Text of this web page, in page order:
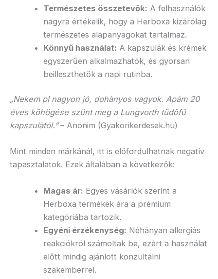
Természetes összetevők: A felhasználók
nagyra értékelik, hogy a Herboxa kizárólag
természetes alapanyagokat tartalmaz.
Könnyű használat: A kapszulák és krémek
egyszerűen alkalmazhatók, és gyorsan
beilleszthetők a napi rutinba.
„Nekem pl nagyon jó, dohànyos vagyok. Apám 20
éves köhögése szűnt meg a Lungvorth tüdőfű
kapszulàtól.”– Anonim (Gyakorikerdesek.hu)
Mint minden márkánál, itt is előfordulhatnak negatív
tapasztalatok. Ezek általában a következők:
Magas ár: Egyes vásárlók szerint a
Herboxa termékek ára a prémium
kategóriába tartozik.
Egyéni érzékenység: Néhányan allergiás
reakciókról számoltak be, ezért a használat
előtt mindig ajánlott konzultálni
szakemberrel.